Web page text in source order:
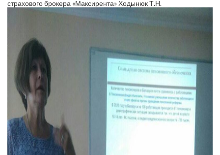
страхового брокера «Максирента» Ходынюк Т.Н.